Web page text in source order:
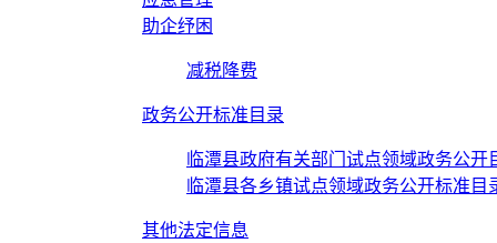
助企纾困
减税降费
政务公开标准目录
临潭县政府有关部门试点领域政务公开
临潭县各乡镇试点领域政务公开标准目
其他法定信息